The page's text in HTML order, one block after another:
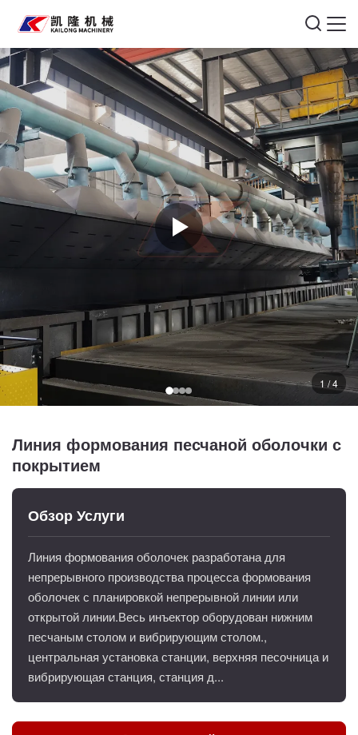
1 / 4
Линия формования песчаной оболочки с
покрытием
Обзор Услуги
Линия формования оболочек разработана для
непрерывного производства процесса формования
оболочек с планировкой непрерывной линии или
открытой линии.Весь инъектор оборудован нижним
песчаным столом и вибрирующим столом.,
центральная установка станции, верхняя песочница и
вибрирующая станция, станция д...